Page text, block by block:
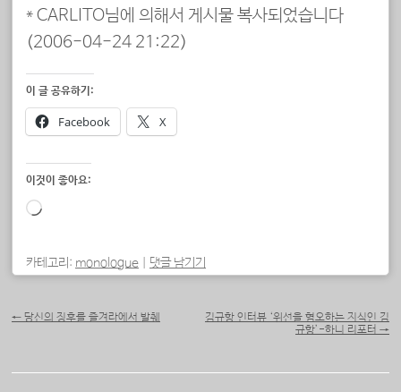
* CARLITO님에 의해서 게시물 복사되었습니다
(2006-04-24 21:22)
이 글 공유하기:
Facebook X
이것이 좋아요:
로
중...
카테고리: monologue 댓글 남기기
← 당신의 징후를 즐겨라에서 발췌
김규항 인터뷰 ‘위선을 혐오하는 지식인 김
규항’-하니 리포터 →